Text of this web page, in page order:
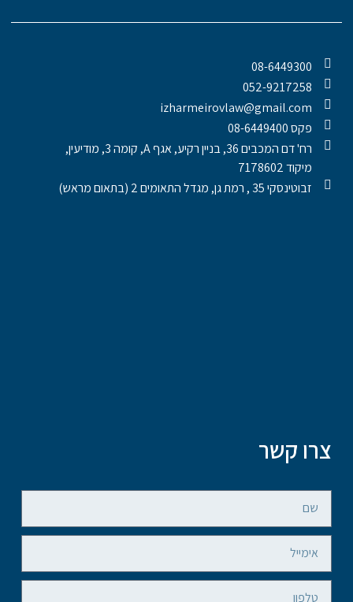
08-6449300
052-9217258
izharmeirovlaw@gmail.com
פקס 08-6449400
רח' דם המכבים 36, בניין רקיע, אגף A, קומה 3, מודיעין,
מיקוד 7178602
זבוטינסקי 35 , רמת גן, מגדל התאומים 2 (בתאום מראש)
צרו קשר